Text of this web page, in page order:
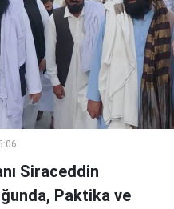
Siraceddin
Paktika ve